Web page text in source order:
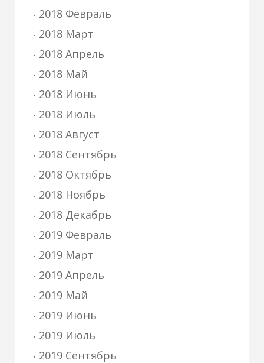
2018 Февраль
2018 Март
2018 Апрель
2018 Май
2018 Июнь
2018 Июль
2018 Август
2018 Сентябрь
2018 Октябрь
2018 Ноябрь
2018 Декабрь
2019 Февраль
2019 Март
2019 Апрель
2019 Май
2019 Июнь
2019 Июль
2019 Сентябрь